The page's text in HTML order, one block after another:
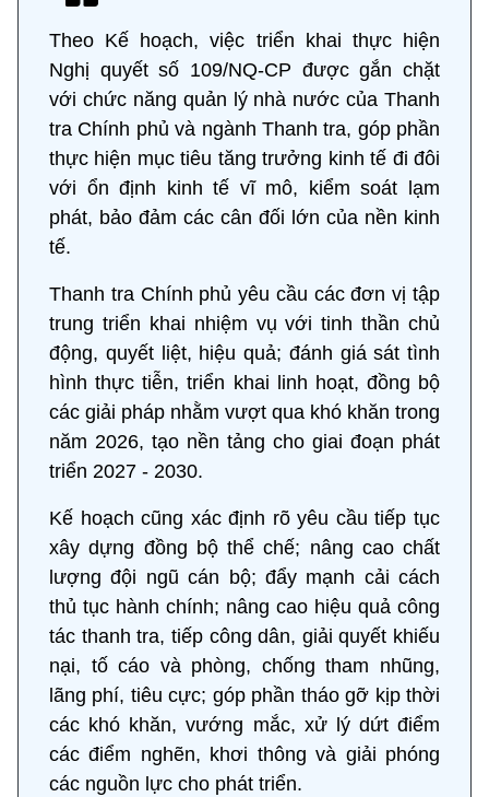
Theo Kế hoạch, việc triển khai thực hiện
Nghị quyết số 109/NQ-CP được gắn chặt
với chức năng quản lý nhà nước của Thanh
tra Chính phủ và ngành Thanh tra, góp phần
thực hiện mục tiêu tăng trưởng kinh tế đi đôi
với ổn định kinh tế vĩ mô, kiểm soát lạm
phát, bảo đảm các cân đối lớn của nền kinh
tế.
Thanh tra Chính phủ yêu cầu các đơn vị tập
trung triển khai nhiệm vụ với tinh thần chủ
động, quyết liệt, hiệu quả; đánh giá sát tình
hình thực tiễn, triển khai linh hoạt, đồng bộ
các giải pháp nhằm vượt qua khó khăn trong
năm 2026, tạo nền tảng cho giai đoạn phát
triển 2027 - 2030.
Kế hoạch cũng xác định rõ yêu cầu tiếp tục
xây dựng đồng bộ thể chế; nâng cao chất
lượng đội ngũ cán bộ; đẩy mạnh cải cách
thủ tục hành chính; nâng cao hiệu quả công
tác thanh tra, tiếp công dân, giải quyết khiếu
nại, tố cáo và phòng, chống tham nhũng,
lãng phí, tiêu cực; góp phần tháo gỡ kịp thời
các khó khăn, vướng mắc, xử lý dứt điểm
các điểm nghẽn, khơi thông và giải phóng
các nguồn lực cho phát triển.